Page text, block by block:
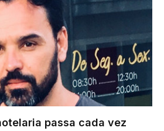
passa cada vez